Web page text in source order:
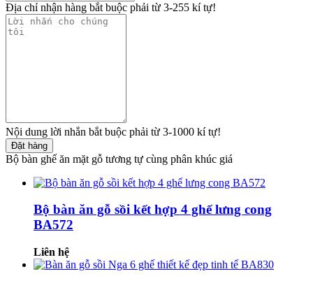
Địa chỉ nhận hàng bắt buộc phải từ 3-255 kí tự!
Nội dung lời nhắn bắt buộc phải từ 3-1000 kí tự!
Đặt hàng
Bộ bàn ghế ăn mặt gỗ tương tự cùng phân khúc giá
Bộ bàn ăn gỗ sồi kết hợp 4 ghế lưng cong
BA572
Liên hệ